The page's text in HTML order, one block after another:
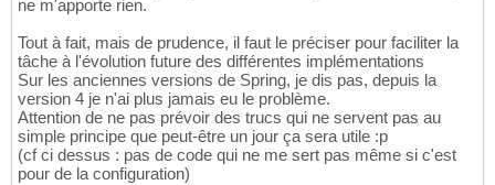
ne m'apporte rien.
Tout à fait, mais de prudence, il faut le préciser pour faciliter la
tâche à l'évolution future des différentes implémentations
Sur les anciennes versions de Spring, je dis pas, depuis la
version 4 je n'ai plus jamais eu le problème.
Attention de ne pas prévoir des trucs qui ne servent pas au
simple principe que peut-être un jour ça sera utile :p
(cf ci dessus : pas de code qui ne me sert pas même si c'est
pour de la configuration)